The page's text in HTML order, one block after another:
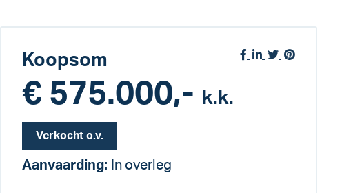
Koopsom
€ 575.000,- k.k.
Verkocht o.v.
Aanvaarding: In overleg